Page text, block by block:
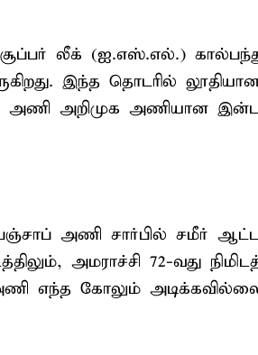
லீக் (ஐ.எஸ்.எல்.)
இந்த தொடரில்
அணி அறிமுக அணியான
அணி சார்பில் சமீர்
அமராச்சி 72-வது
எந்த கோலும்